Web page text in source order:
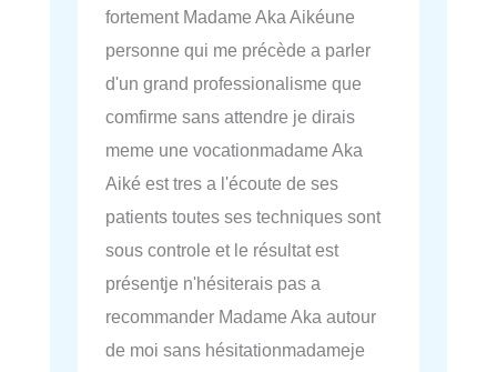
fortement Madame Aka Aikéune
personne qui me précède a parler
d'un grand professionalisme que
comfirme sans attendre je dirais
meme une vocationmadame Aka
Aiké est tres a l'écoute de ses
patients toutes ses techniques sont
sous controle et le résultat est
présentje n'hésiterais pas a
recommander Madame Aka autour
de moi sans hésitationmadameje